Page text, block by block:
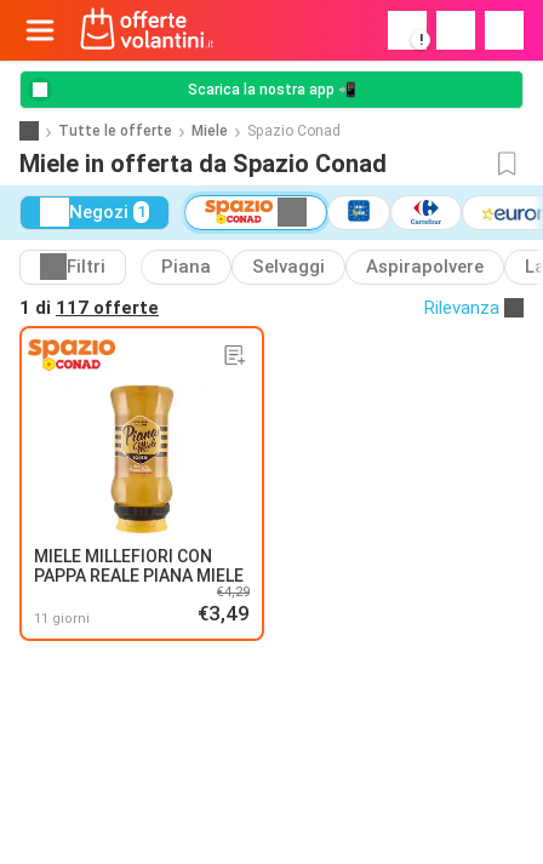
!
Scarica la nostra app 📲
Tutte le offerte Miele Spazio Conad
Miele in offerta da Spazio Conad
Negozi 1
Filtri Piana Selvaggi Aspirapolvere
1 di 117 offerte Rilevanza
MIELE MILLEFIORI CON
PAPPA REALE PIANA MIELE
11 giorni
€4,29
€3,49